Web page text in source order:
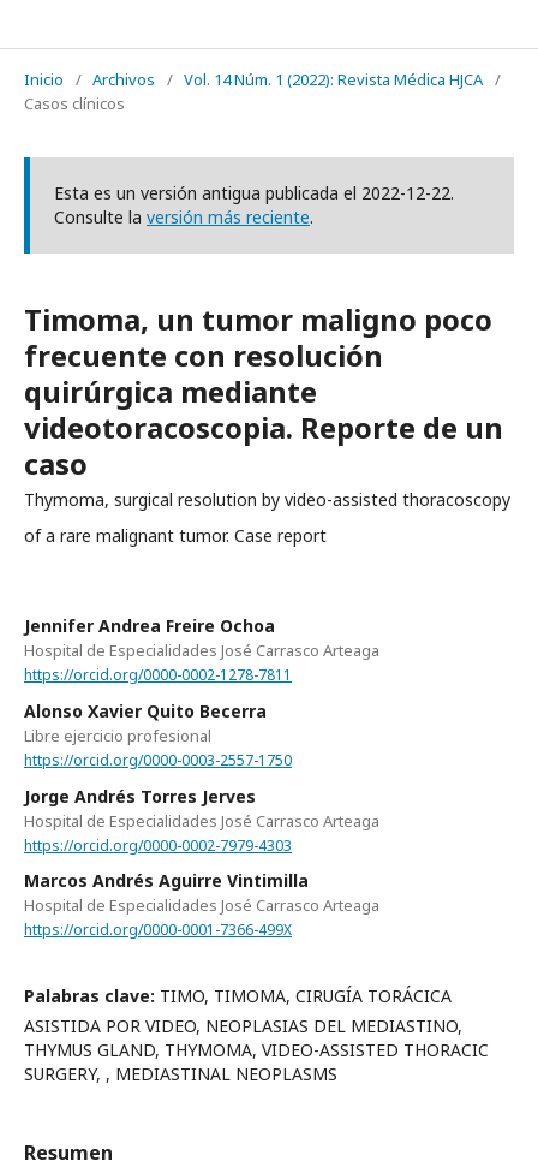
Inicio / Archivos / Vol. 14 Núm. 1 (2022): Revista Médica HJCA /
Casos clínicos
Esta es un versión antigua publicada el 2022-12-22.
Consulte la versión más reciente.
Timoma, un tumor maligno poco
frecuente con resolución
quirúrgica mediante
videotoracoscopia. Reporte de un
caso
Thymoma, surgical resolution by video-assisted thoracoscopy
of a rare malignant tumor. Case report
Jennifer Andrea Freire Ochoa
Hospital de Especialidades José Carrasco Arteaga
https://orcid.org/0000-0002-1278-7811
Alonso Xavier Quito Becerra
Libre ejercicio profesional
https://orcid.org/0000-0003-2557-1750
Jorge Andrés Torres Jerves
Hospital de Especialidades José Carrasco Arteaga
https://orcid.org/0000-0002-7979-4303
Marcos Andrés Aguirre Vintimilla
Hospital de Especialidades José Carrasco Arteaga
https://orcid.org/0000-0001-7366-499X
Palabras clave: TIMO, TIMOMA, CIRUGÍA TORÁCICA
ASISTIDA POR VIDEO, NEOPLASIAS DEL MEDIASTINO,
THYMUS GLAND, THYMOMA, VIDEO-ASSISTED THORACIC
SURGERY, , MEDIASTINAL NEOPLASMS
Resumen